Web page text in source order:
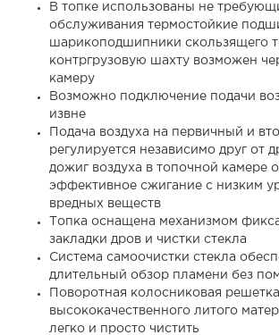
В топке использованы не
обслуживания термостойкие
шарикоподшипники скользящего
контргрузовую шахту возможен
камеру
Возможно подключение подачи
извне
Подача воздуха на первичный и
регулируется независимо друг от
дожиг воздуха в топочной камере
эффективное сжигание с низким
вредных веществ
Топка оснащена механизмом
закладки дров и чистки стекла
Система самоочистки стекла
длительный обзор пламени без
Поворотная колосниковая
высококачественного литого
легко и просто чистить